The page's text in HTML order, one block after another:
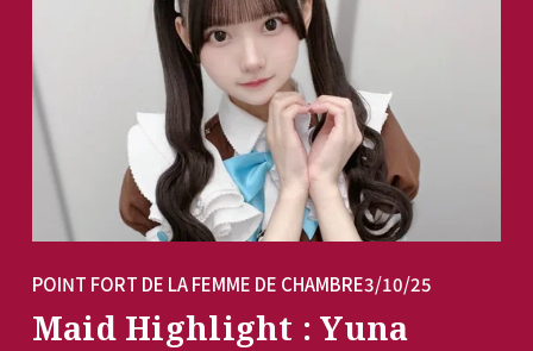
POINT FORT DE LA FEMME DE CHAMBRE3/10/25
Maid Highlight : Yuna